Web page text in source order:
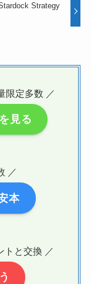
Strategy
限定多数 ／
見る
／
本
トと交換 ／